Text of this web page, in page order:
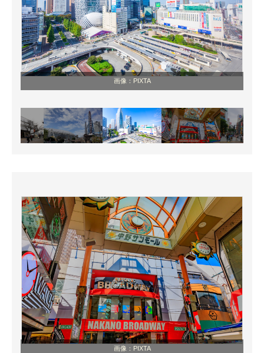
画像：PIXTA
画像：PIXTA